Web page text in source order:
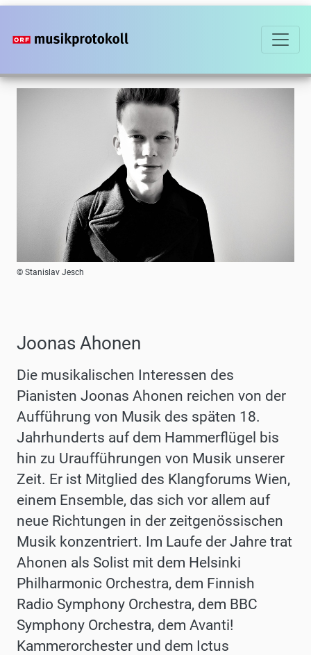
Direkt
zum
© Stanislav Jesch
Joonas Ahonen
Die musikalischen Interessen des
Pianisten Joonas Ahonen reichen von der
Aufführung von Musik des späten 18.
Jahrhunderts auf dem Hammerflügel bis
hin zu Uraufführungen von Musik unserer
Zeit. Er ist Mitglied des Klangforums Wien,
einem Ensemble, das sich vor allem auf
neue Richtungen in der zeitgenössischen
Musik konzentriert. Im Laufe der Jahre trat
Ahonen als Solist mit dem Helsinki
Philharmonic Orchestra, dem Finnish
Radio Symphony Orchestra, dem BBC
Symphony Orchestra, dem Avanti!
Kammerorchester und dem Ictus